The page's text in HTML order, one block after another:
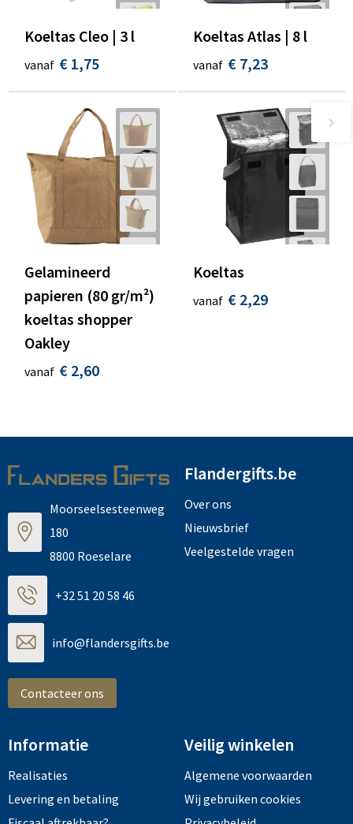
Koeltas Cleo | 3 l
vanaf € 1,75
Koeltas Atlas | 8 l
vanaf € 7,23
Gelamineerd
papieren (80 gr/m²)
koeltas shopper
Oakley
vanaf € 2,60
Koeltas
vanaf € 2,29
Moorseelsesteenweg
180
8800 Roeselare
+32 51 20 58 46
info@flandersgifts.be
Contacteer ons
Flandergifts.be
Over ons
Nieuwsbrief
Veelgestelde vragen
Informatie
Realisaties
Levering en betaling
Veilig winkelen
Algemene voorwaarden
Wij gebruiken cookies